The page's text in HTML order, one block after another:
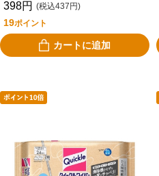
398円 (税込437円)
19ポイント
カートに追加